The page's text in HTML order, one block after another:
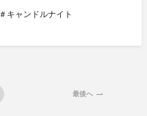
＃キャンドルナイト
最後へ